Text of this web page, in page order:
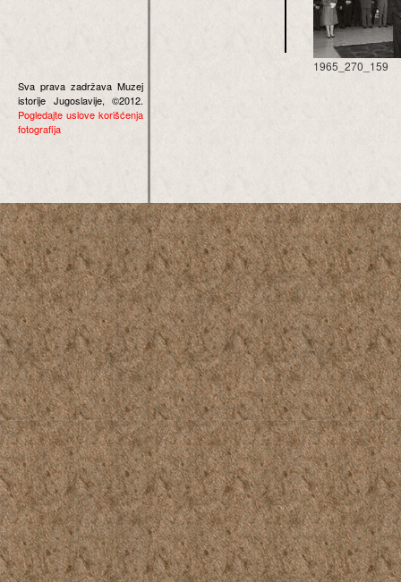
Sva prava zadržava Muzej
istorije Jugoslavije, ©2012.
Pogledajte uslove korišćenja
fotografija
1965_270_159